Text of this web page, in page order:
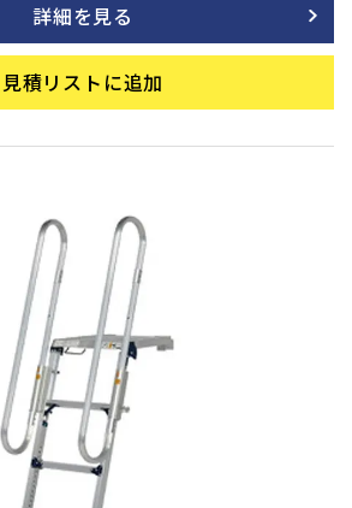
レを防止。 ・下部局部にゴム製パッドを
止め効果を実現。 ・絶縁体のため、電
詳細を見る
見積リストに追加